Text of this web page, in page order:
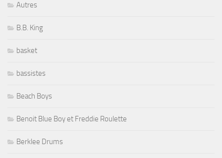
Autres
B.B. King
basket
bassistes
Beach Boys
Benoit Blue Boy et Freddie Roulette
Berklee Drums